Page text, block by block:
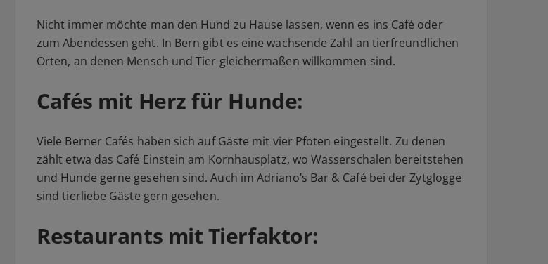
Nicht immer möchte man den Hund zu Hause lassen, wenn es ins Café oder
zum Abendessen geht. In Bern gibt es eine wachsende Zahl an tierfreundlichen
Orten, an denen Mensch und Tier gleichermaßen willkommen sind.
Cafés mit Herz für Hunde:
Viele Berner Cafés haben sich auf Gäste mit vier Pfoten eingestellt. Zu denen
zählt etwa das Café Einstein am Kornhausplatz, wo Wasserschalen bereitstehen
und Hunde gerne gesehen sind. Auch im Adriano’s Bar & Café bei der Zytglogge
sind tierliebe Gäste gern gesehen.
Restaurants mit Tierfaktor: